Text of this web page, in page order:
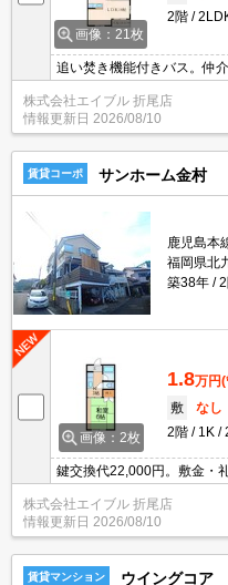
画像：21枚
2階
追い焚き機能付きバス。仲
月)。温水洗浄便座付き。TV
式。
株式会社エイブル 折尾店
情報更新日 2026/08/10
賃貸コーポ サンホーム金村
鹿児島本
福岡県北
築38年
画像：2枚
1.8万円(
敷
なし
2階
1K
鍵交換代22,000円。敷金・
株式会社エイブル 折尾店
情報更新日 2026/08/10
賃貸マンション ウイングコア